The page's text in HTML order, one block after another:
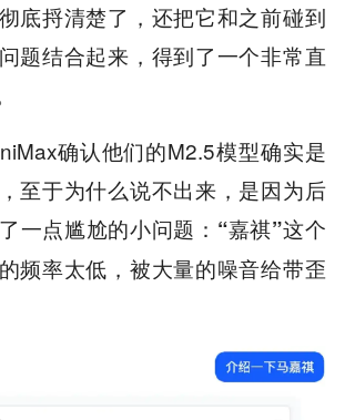
底捋清楚了，还把它和之前碰到
题结合起来，得到了一个非常直
确认他们的M2.5模型确实是
至于为什么说不出来，是因为后
一点尴尬的小问题： “嘉祺”这个
频率太低，被大量的噪音给带歪